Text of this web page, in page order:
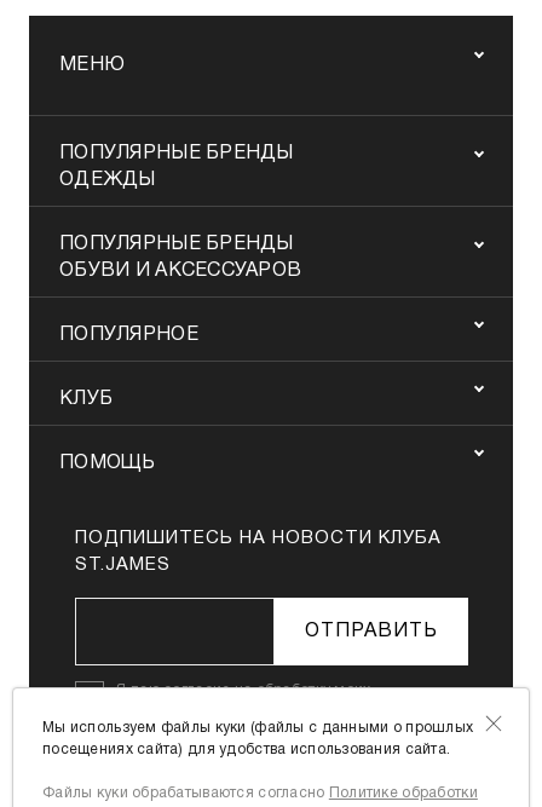
МЕНЮ
ПОПУЛЯРНЫЕ БРЕНДЫ
ОДЕЖДЫ
ПОПУЛЯРНЫЕ БРЕНДЫ
ОБУВИ И АКСЕССУАРОВ
ПОПУЛЯРНОЕ
КЛУБ
ПОМОЩЬ
ПОДПИШИТЕСЬ НА НОВОСТИ КЛУБА
ST.JAMES
ОТПРАВИТЬ
Я даюсогласие на обработку моих
Политикой в отношении обработки
Я согласен с
Мы используем файлы куки (файлы с данными о прошлых
посещениях сайта) для удобства использования сайта.
Файлы куки обрабатываются согласно Политике обработки